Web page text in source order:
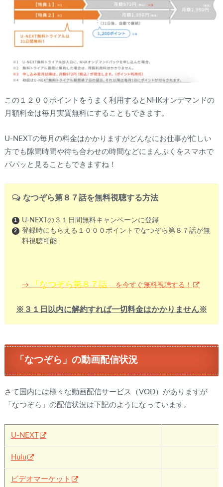
この１２００ポイントをうまく利用するとNHKオンデマンドの
月額料金は毎月実質無料にすることもできます。
U-NEXTの毎月の料金はかかりますがどんなにお仕事が忙しい
方でも隙間時間や待ち合わせの時間などにまんぷくをスマホで
パパッと見ることもできますね！
なつぞら第８７話を無料視聴する方法
U-NEXTの３１日間無料キャンペーンに登録
登録時にもらえる１０００ポイントでなつぞら第８７話が無
料視聴可能
→ 「なつぞら第８７話」 を今すぐ無料視聴する！
※３１日以内に解約すれば一切料金はかかりません※
「なつぞら」の動画配信状況
さて国内には様々な動画配信サービス（VOD）がありますが
「なつぞら」の配信状況は下記のようになっています。
U-NEXT
Hulu
ビデオマーケット